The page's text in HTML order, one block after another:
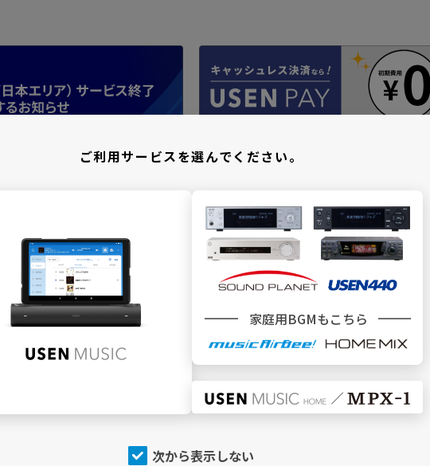
新規加入をご検討中のお客様
＼ どこでBGMサービスをご利用ですか ／
自宅
ご利用サービスを選んでください。
家庭用BGMもこちら
次から表示しない